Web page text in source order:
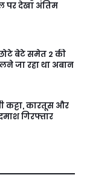
पर देखा अंतिम
बेटे समेत 2 की
जा रहा था अबान
कट्टा, कारतूस और
गिरफ्तार